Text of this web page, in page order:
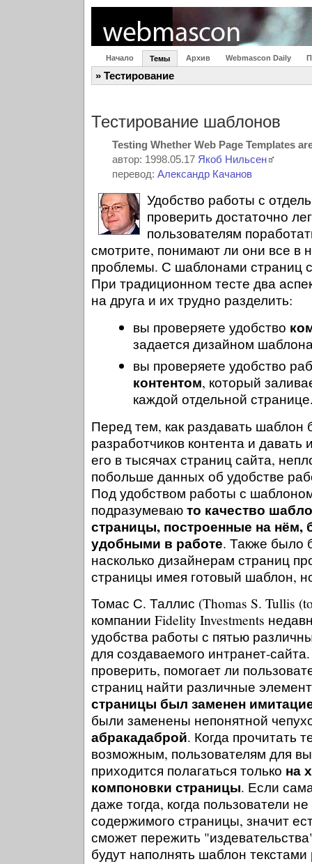
Начало Темы Архив Webmascon Daily
» Тестирование
Тестирование шаблонов
Testing Whether Web Page Templates
автор: 1998.05.17 Якоб Нильсен
перевод: Александр Качанов
Удобство работы с
проверить достаточно
пользователям
смотрите, понимают ли они все в
проблемы. С шаблонами страниц
При традиционном тесте два
на друга и их трудно разделить:
вы проверяете удобство
задается дизайном
вы проверяете удобство
контентом, который
каждой отдельной
Перед тем, как раздавать шаблон
разработчиков контента и давать
его в тысячах страниц сайта,
побольше данных об удобстве
Под удобством работы с
подразумеваю то качество
страницы, построенные на нём,
удобными в работе. Также было
насколько дизайнерам страниц
страницы имея готовый шаблон,
Томас С. Таллис (Thomas S. Tullis
компании Fidelity Investments
удобства работы с пятью
для создаваемого интранет-
проверить, помогает ли
страниц найти различные
страницы был заменен
были заменены непонятной
абракадаброй. Когда прочитать
возможным, пользователям для
приходится полагаться только на
компоновки страницы. Если
даже тогда, когда пользователи
содержимого страницы, значит
сможет пережить
будут наполнять шаблон текстами